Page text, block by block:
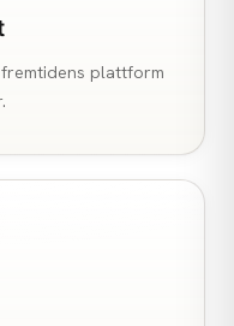
plattform